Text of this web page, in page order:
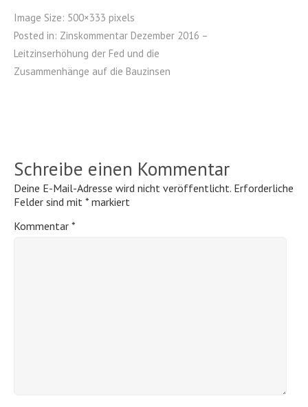
Image Size: 500×333 pixels
Posted in: Zinskommentar Dezember 2016 –
Leitzinserhöhung der Fed und die
Zusammenhänge auf die Bauzinsen
Schreibe einen Kommentar
Deine E-Mail-Adresse wird nicht veröffentlicht. Erforderliche
Felder sind mit * markiert
Kommentar *